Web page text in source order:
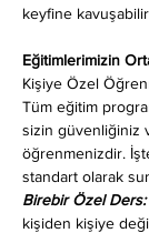
keyfine
Eğitimlerimizin
Kişiye Özel
Tüm eğitim
sizin güvenliğiniz
öğrenmenizdir.
standart olarak
Birebir Özel Ders:
kişiden kişiye